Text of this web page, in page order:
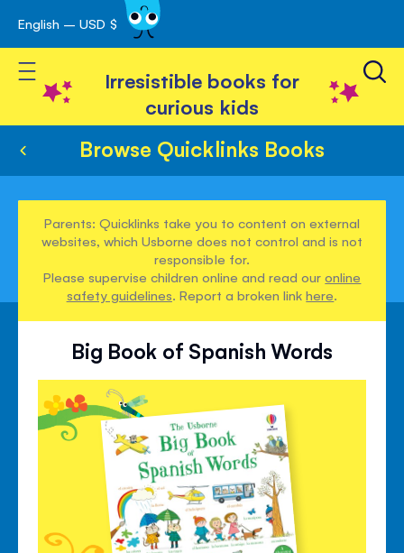
Skip
to
Content
English – USD $
Toggle Nav
Irresistible books for
curious kids
Browse Quicklinks Books
Parents: Quicklinks take you to content on external
websites, which Usborne does not control and is not
responsible for.
Please supervise children online and read ouronline
safety guidelines. Report a broken linkhere.
Big Book of Spanish Words